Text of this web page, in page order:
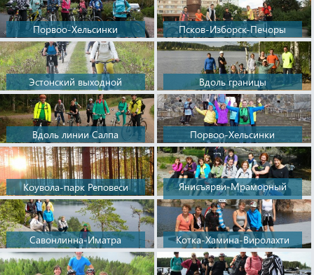
Порвоо-Хельсинки Псков-Изборск-Печоры
Эстонский выходной Вдоль границы
Вдоль линии Салпа Порвоо-Хельсинки
Коувола-парк Реповеси
Янисъярви-Мраморный
карьер
Савонлинна-Иматра Котка-Хамина-Виролахти